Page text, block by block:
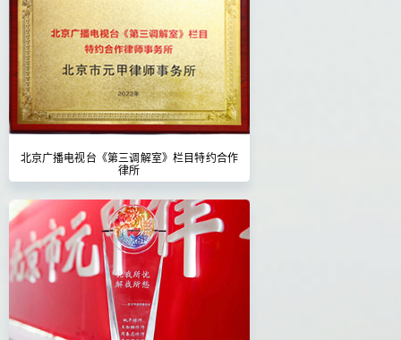
北京广播电视台《第三调解室》栏目特约合作
律所